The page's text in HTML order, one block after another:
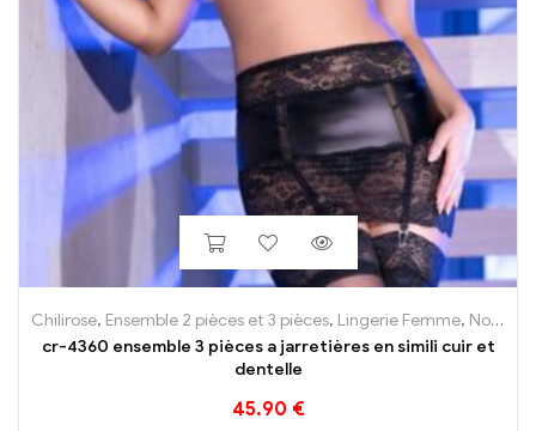
Chilirose, Ensemble 2 pièces et 3 pièces, Lingerie Femme, Nos Marques
cr-4360 ensemble 3 pièces a jarretières en simili cuir et
dentelle
45.90 €